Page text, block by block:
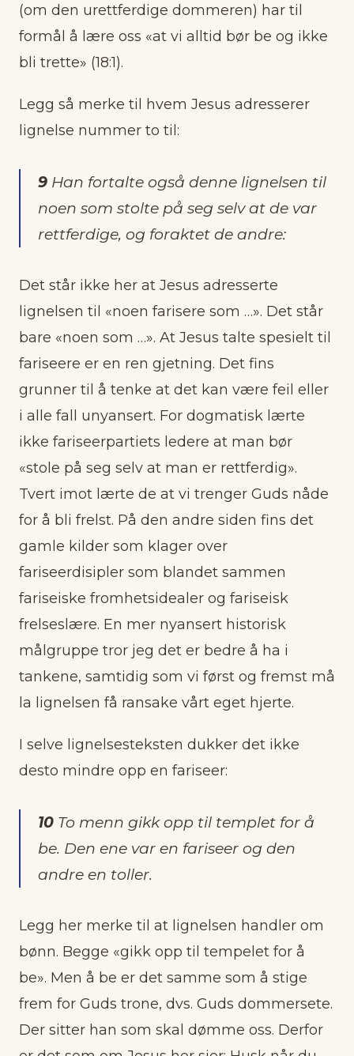
(om den urettferdige dommeren) har til
formål å lære oss «at vi alltid bør be og ikke
bli trette» (18:1).
Legg så merke til hvem Jesus adresserer
lignelse nummer to til:
9 Han fortalte også denne lignelsen til
noen som stolte på seg selv at de var
rettferdige, og foraktet de andre:
Det står ikke her at Jesus adresserte
lignelsen til «noen farisere som …». Det står
bare «noen som …». At Jesus talte spesielt til
fariseere er en ren gjetning. Det fins
grunner til å tenke at det kan være feil eller
i alle fall unyansert. For dogmatisk lærte
ikke fariseerpartiets ledere at man bør
«stole på seg selv at man er rettferdig».
Tvert imot lærte de at vi trenger Guds nåde
for å bli frelst. På den andre siden fins det
gamle kilder som klager over
fariseerdisipler som blandet sammen
fariseiske fromhetsidealer og fariseisk
frelseslære. En mer nyansert historisk
målgruppe tror jeg det er bedre å ha i
tankene, samtidig som vi først og fremst må
la lignelsen få ransake vårt eget hjerte.
I selve lignelsesteksten dukker det ikke
desto mindre opp en fariseer:
10 To menn gikk opp til templet for å
be. Den ene var en fariseer og den
andre en toller.
Legg her merke til at lignelsen handler om
bønn. Begge «gikk opp til tempelet for å
be». Men å be er det samme som å stige
frem for Guds trone, dvs. Guds dommersete.
Der sitter han som skal dømme oss. Derfor